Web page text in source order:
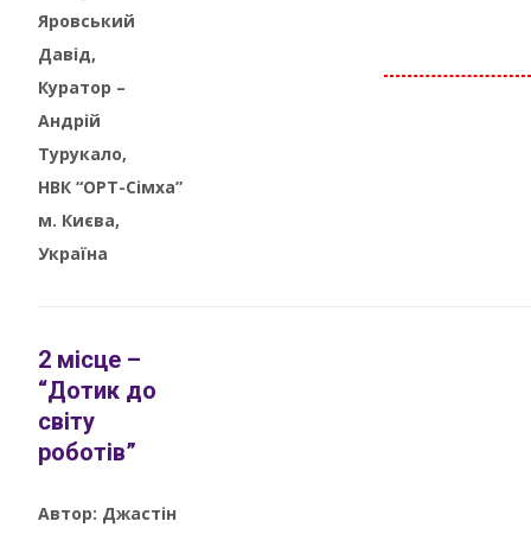
Яровський
Давід,
Куратор –
Андрій
Турукало,
НВК “ОРТ-Сімха”
м. Києва,
Україна
2 місце –
“Дотик до
світу
роботів”
Автор: Джастін